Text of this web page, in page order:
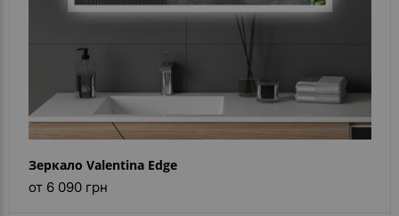
Зеркало Valentina Edge
от 6 090 грн